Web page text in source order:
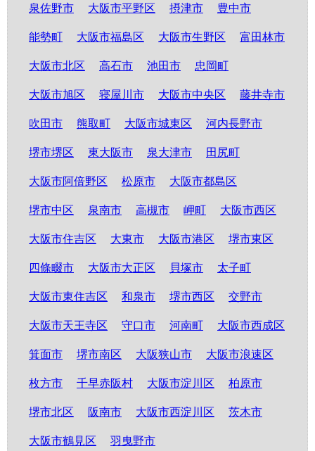
泉佐野市 大阪市平野区 摂津市 豊中市
能勢町 大阪市福島区 大阪市生野区 富田林市
大阪市北区 高石市 池田市 忠岡町
大阪市旭区 寝屋川市 大阪市中央区 藤井寺市
吹田市 熊取町 大阪市城東区 河内長野市
堺市堺区 東大阪市 泉大津市 田尻町
大阪市阿倍野区 松原市 大阪市都島区
堺市中区 泉南市 高槻市 岬町 大阪市西区
大阪市住吉区 大東市 大阪市港区 堺市東区
四條畷市 大阪市大正区 貝塚市 太子町
大阪市東住吉区 和泉市 堺市西区 交野市
大阪市天王寺区 守口市 河南町 大阪市西成区
箕面市 堺市南区 大阪狭山市 大阪市浪速区
枚方市 千早赤阪村 大阪市淀川区 柏原市
堺市北区 阪南市 大阪市西淀川区 茨木市
大阪市鶴見区 羽曳野市